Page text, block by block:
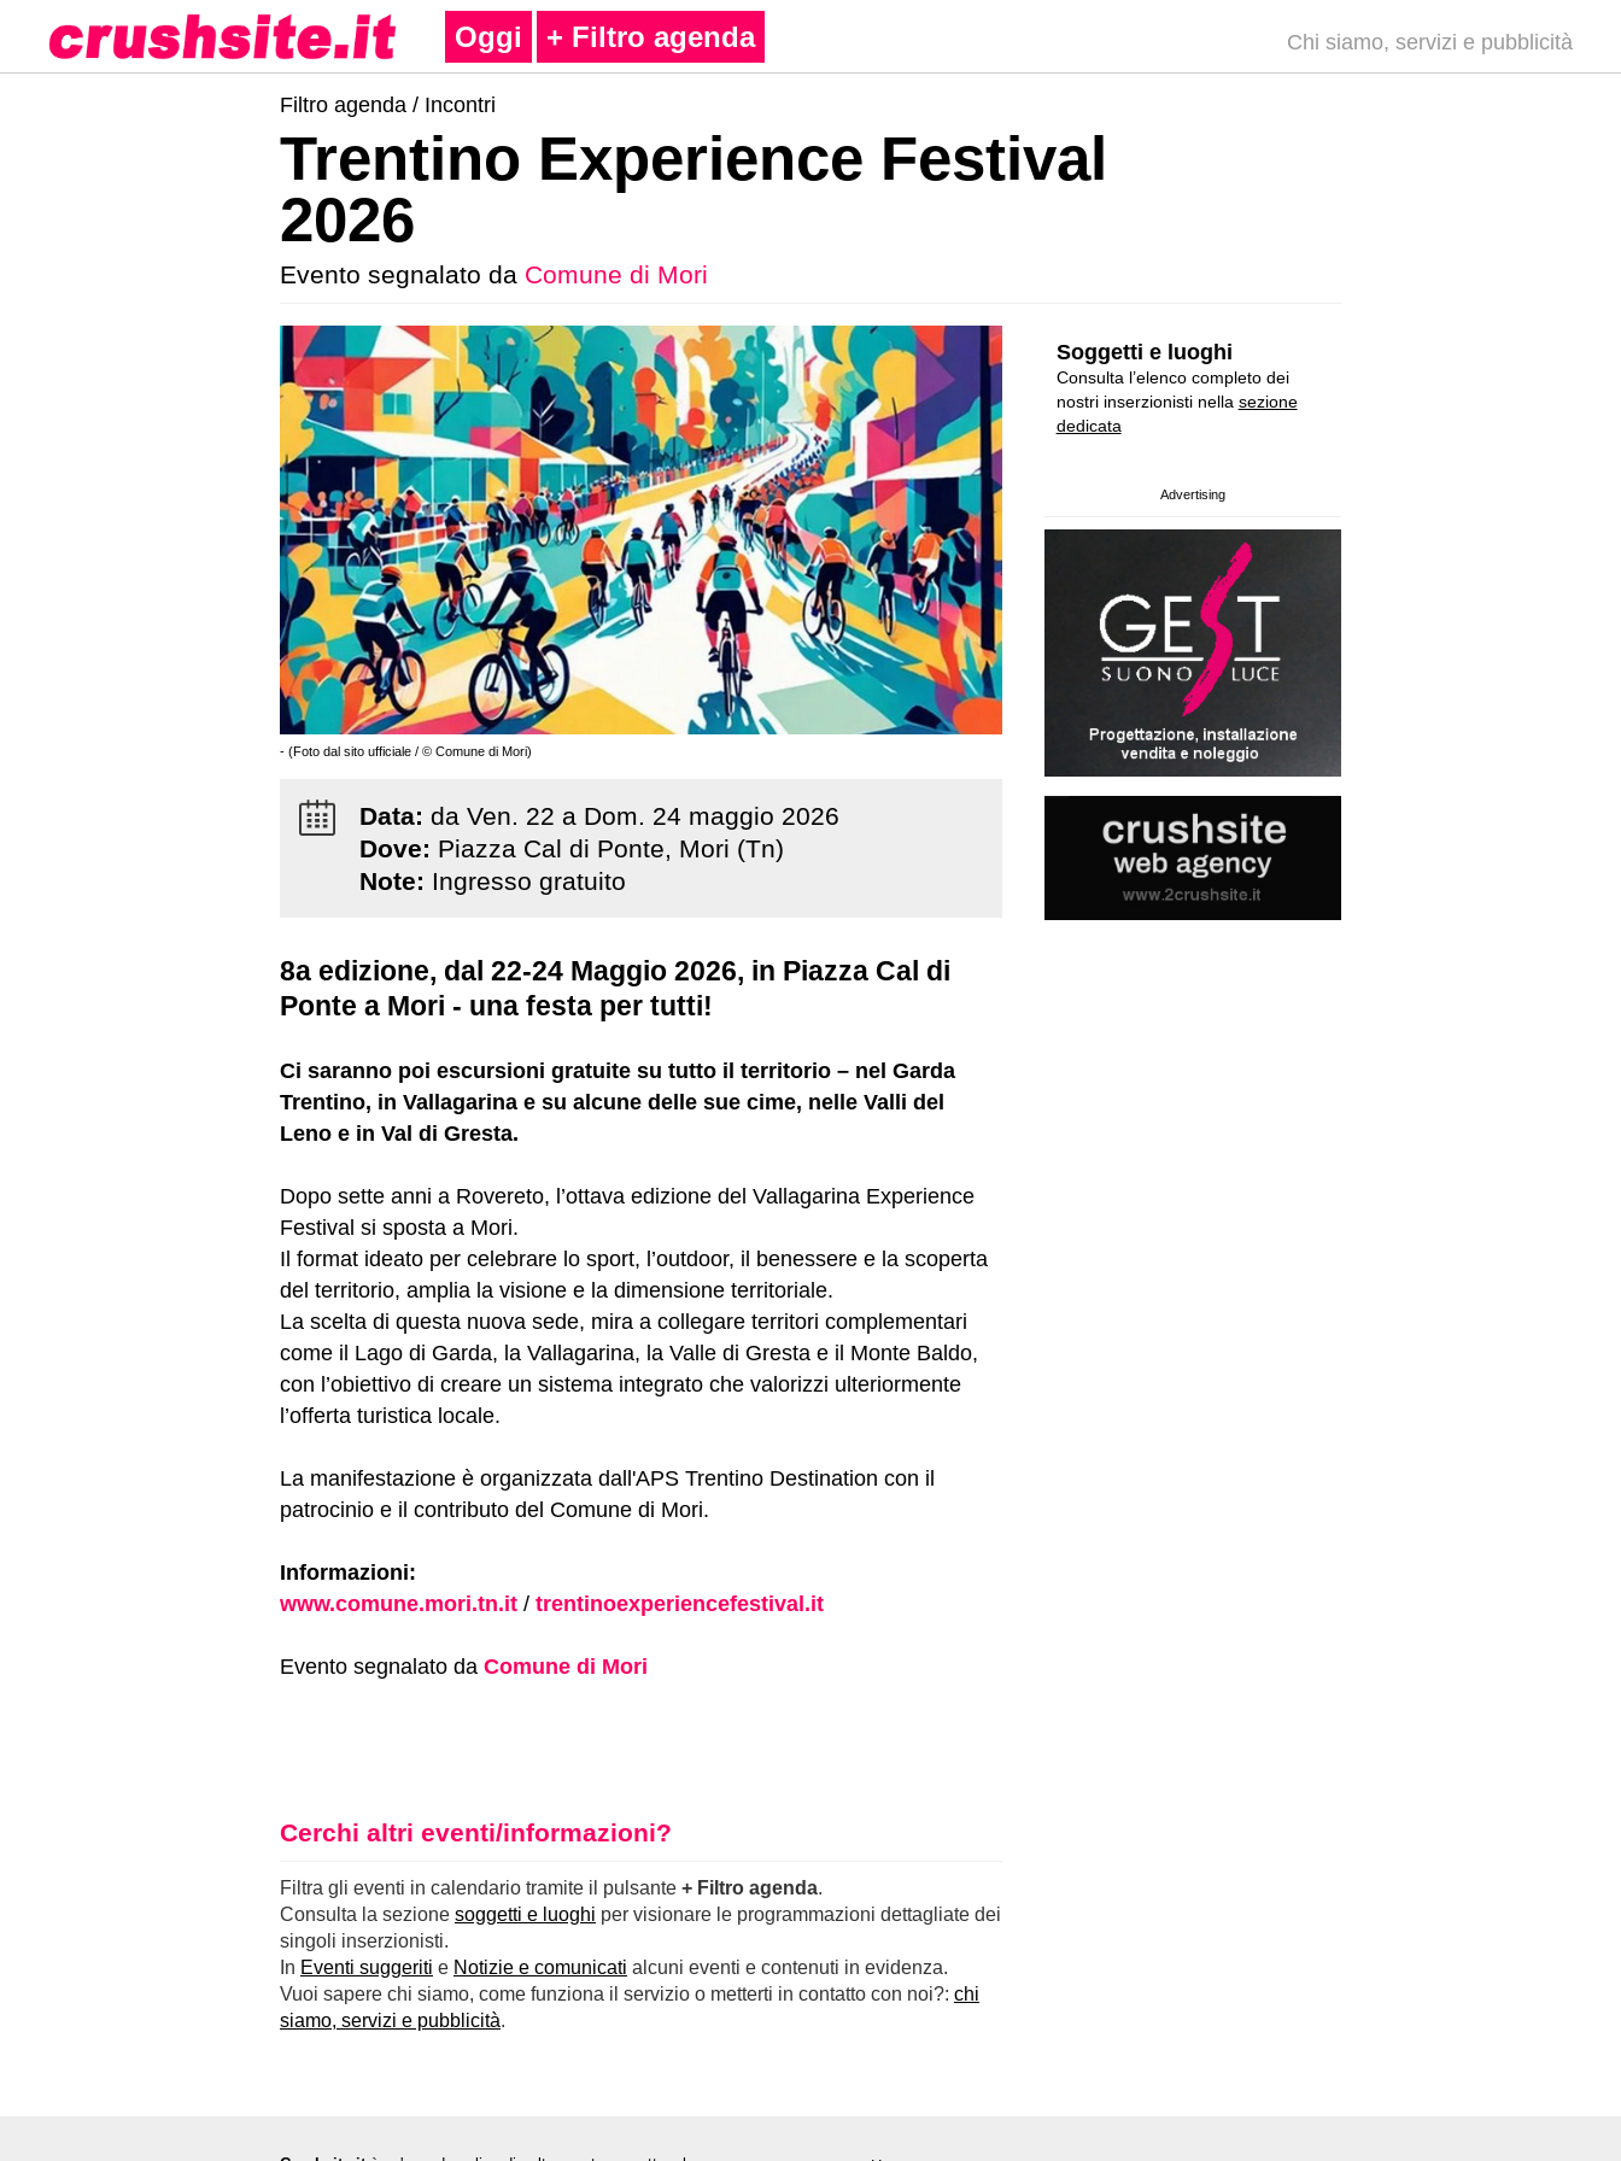
Oggi + Filtro agenda Chi siamo, servizi e pubblicità
Filtro agenda / Incontri
Trentino Experience Festival
2026
Evento segnalato da Comune di Mori
- (Foto dal sito ufficiale / © Comune di Mori)
Data: da Ven. 22 a Dom. 24 maggio 2026
Dove: Piazza Cal di Ponte, Mori (Tn)
Note: Ingresso gratuito
8a edizione, dal 22-24 Maggio 2026, in Piazza Cal di
Ponte a Mori - una festa per tutti!
Ci saranno poi escursioni gratuite su tutto il territorio – nel Garda
Trentino, in Vallagarina e su alcune delle sue cime, nelle Valli del
Leno e in Val di Gresta.
Dopo sette anni a Rovereto, l’ottava edizione del Vallagarina Experience
Festival si sposta a Mori.
Il format ideato per celebrare lo sport, l’outdoor, il benessere e la scoperta
del territorio, amplia la visione e la dimensione territoriale.
La scelta di questa nuova sede, mira a collegare territori complementari
come il Lago di Garda, la Vallagarina, la Valle di Gresta e il Monte Baldo,
con l’obiettivo di creare un sistema integrato che valorizzi ulteriormente
l’offerta turistica locale.
La manifestazione è organizzata dall'APS Trentino Destination con il
patrocinio e il contributo del Comune di Mori.
Informazioni:
www.comune.mori.tn.it / trentinoexperiencefestival.it
Evento segnalato da Comune di Mori
Cerchi altri eventi/informazioni?
Filtra gli eventi in calendario tramite il pulsante + Filtro agenda.
Consulta la sezione soggetti e luoghi per visionare le programmazioni dettagliate dei
singoli inserzionisti.
In Eventi suggeriti e Notizie e comunicati alcuni eventi e contenuti in evidenza.
Vuoi sapere chi siamo, come funziona il servizio o metterti in contatto con noi?: chi
siamo, servizi e pubblicità.
Soggetti e luoghi
Consulta l’elenco completo dei
nostri inserzionisti nella sezione
dedicata
Advertising